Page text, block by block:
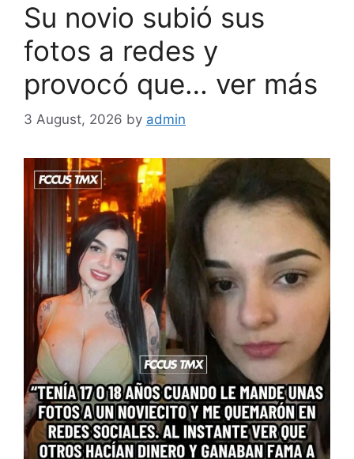
Su novio subió sus
fotos a redes y
provocó que… ver más
3 August, 2026 by admin